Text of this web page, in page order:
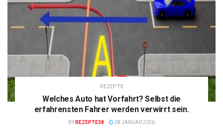
REZEPTE
Welches Auto hat Vorfahrt? Selbst die
erfahrensten Fahrer werden verwirrt sein.
BY REZEPTE38 28 JANUAR 2026